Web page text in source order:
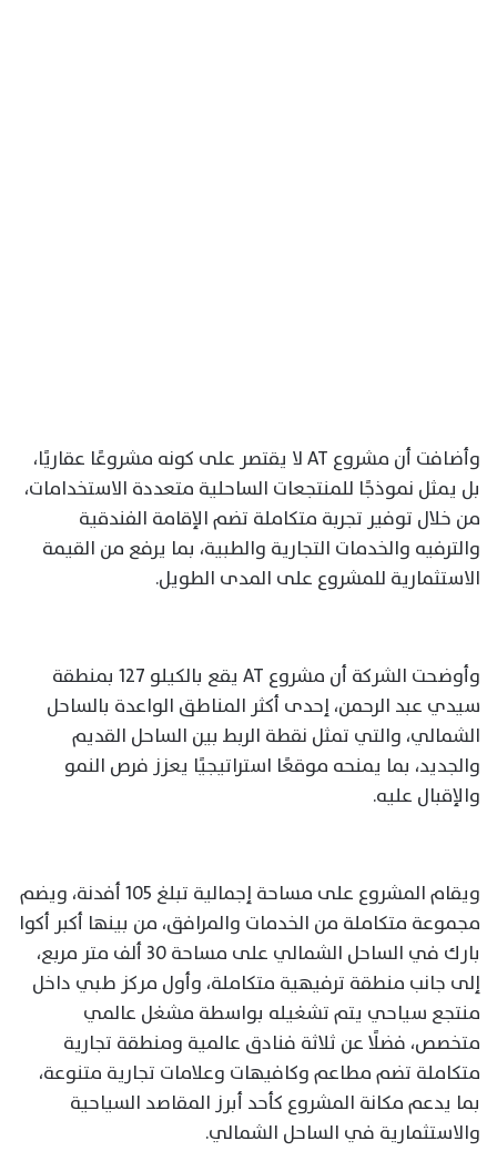
وأضافت أن مشروع AT لا يقتصر على كونه مشروعًا عقاريًا،
بل يمثل نموذجًا للمنتجعات الساحلية متعددة الاستخدامات،
من خلال توفير تجربة متكاملة تضم الإقامة الفندقية
والترفيه والخدمات التجارية والطبية، بما يرفع من القيمة
الاستثمارية للمشروع على المدى الطويل.
وأوضحت الشركة أن مشروع AT يقع بالكيلو 127 بمنطقة
سيدي عبد الرحمن، إحدى أكثر المناطق الواعدة بالساحل
الشمالي، والتي تمثل نقطة الربط بين الساحل القديم
والجديد، بما يمنحه موقعًا استراتيجيًا يعزز فرص النمو
والإقبال عليه.
ويقام المشروع على مساحة إجمالية تبلغ 105 أفدنة، ويضم
مجموعة متكاملة من الخدمات والمرافق، من بينها أكبر أكوا
بارك في الساحل الشمالي على مساحة 30 ألف متر مربع،
إلى جانب منطقة ترفيهية متكاملة، وأول مركز طبي داخل
منتجع سياحي يتم تشغيله بواسطة مشغل عالمي
متخصص، فضلًا عن ثلاثة فنادق عالمية ومنطقة تجارية
متكاملة تضم مطاعم وكافيهات وعلامات تجارية متنوعة،
بما يدعم مكانة المشروع كأحد أبرز المقاصد السياحية
والاستثمارية في الساحل الشمالي.